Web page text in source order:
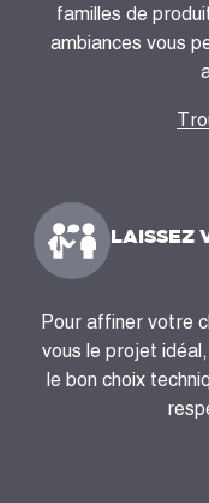
familles de
ambiances vous
LAISSEZ
Pour affiner votre
vous le projet
le bon choix